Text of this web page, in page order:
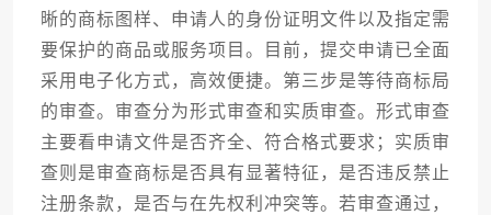
晰的商标图样、申请人的身份证明文件以及指定需
要保护的商品或服务项目。目前，提交申请已全面
采用电子化方式，高效便捷。第三步是等待商标局
的审查。审查分为形式审查和实质审查。形式审查
主要看申请文件是否齐全、符合格式要求；实质审
查则是审查商标是否具有显著特征，是否违反禁止
注册条款，是否与在先权利冲突等。若审查通过，